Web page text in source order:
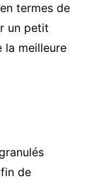
termes de
un petit
la meilleure
de